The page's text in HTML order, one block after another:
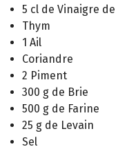
5 cl de Vinaigre
Thym
1 Ail
Coriandre
2 Piment
300 g de Brie
500 g de Farine
25 g de Levain
Sel